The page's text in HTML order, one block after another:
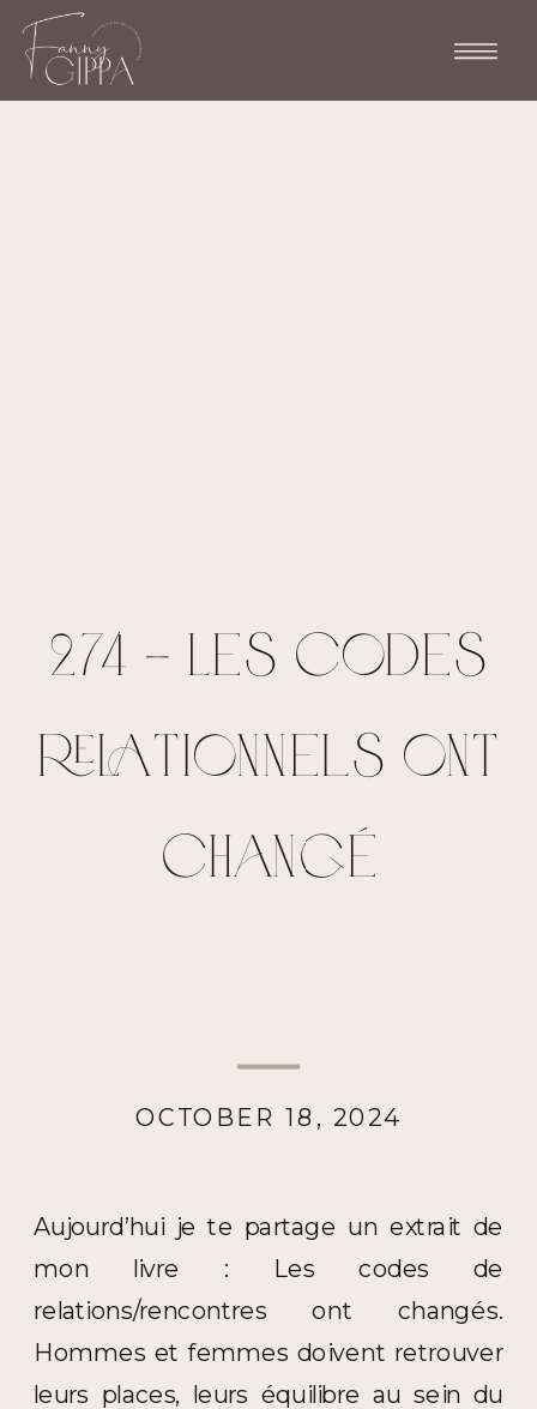
274 – Les codes
relationnels ont
changé
OCTOBER 18, 2024
Aujourd’hui je te partage un extrait de
mon livre : Les codes de
relations/rencontres ont changés.
Hommes et femmes doivent retrouver
leurs places, leurs équilibre au sein du